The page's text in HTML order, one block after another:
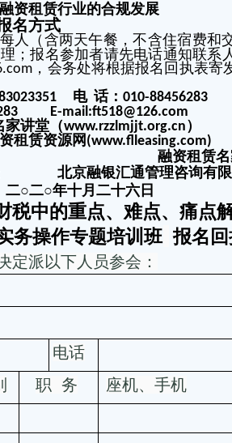
资租赁行业的合规发展
名方式
人（含两天午餐，不含住宿费和
；报名参加者请先电话通知联系
，会务处将根据报名回执表
电 话： 010-88456283
E-mail:ft518@126.com
家讲堂（www.rzzlmjjt.org.cn）
租赁资源网 (www.flleasing.com)
融资租赁
北京融银汇通管理咨询有
二○二○年十月二十六日
税中的重点、难点、痛点
务操作专题培训班 报名
定派以下人员参会：
电话
职 务 座机、手机